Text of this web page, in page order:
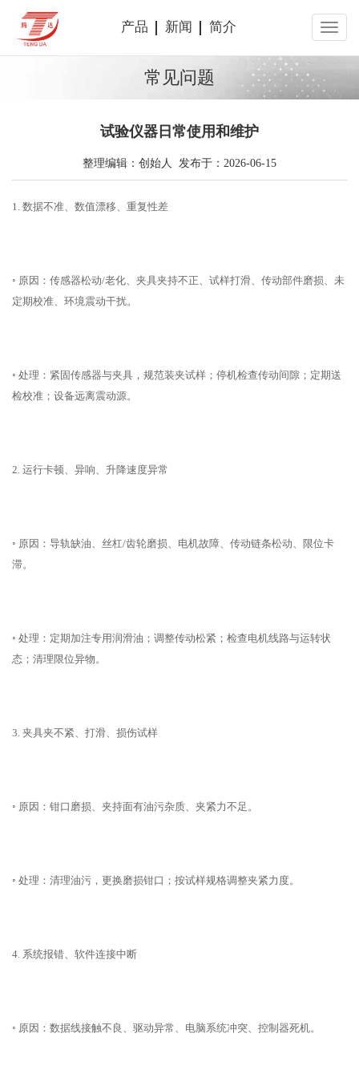
产品 新闻 简介
常见问题
试验仪器日常使用和维护
整理编辑：创始人 发布于：2026-06-15
1. 数据不准、数值漂移、重复性差
◦ 原因：传感器松动/老化、夹具夹持不正、试样打滑、传动部件磨损、未
定期校准、环境震动干扰。
◦ 处理：紧固传感器与夹具，规范装夹试样；停机检查传动间隙；定期送
检校准；设备远离震动源。
2. 运行卡顿、异响、升降速度异常
◦ 原因：导轨缺油、丝杠/齿轮磨损、电机故障、传动链条松动、限位卡
滞。
◦ 处理：定期加注专用润滑油；调整传动松紧；检查电机线路与运转状
态；清理限位异物。
3. 夹具夹不紧、打滑、损伤试样
◦ 原因：钳口磨损、夹持面有油污杂质、夹紧力不足。
◦ 处理：清理油污，更换磨损钳口；按试样规格调整夹紧力度。
4. 系统报错、软件连接中断
◦ 原因：数据线接触不良、驱动异常、电脑系统冲突、控制器死机。